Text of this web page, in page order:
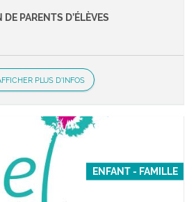
PARENTS D’ÉLÈVES
PLUS D'INFOS
ENFANT - FAMILLE